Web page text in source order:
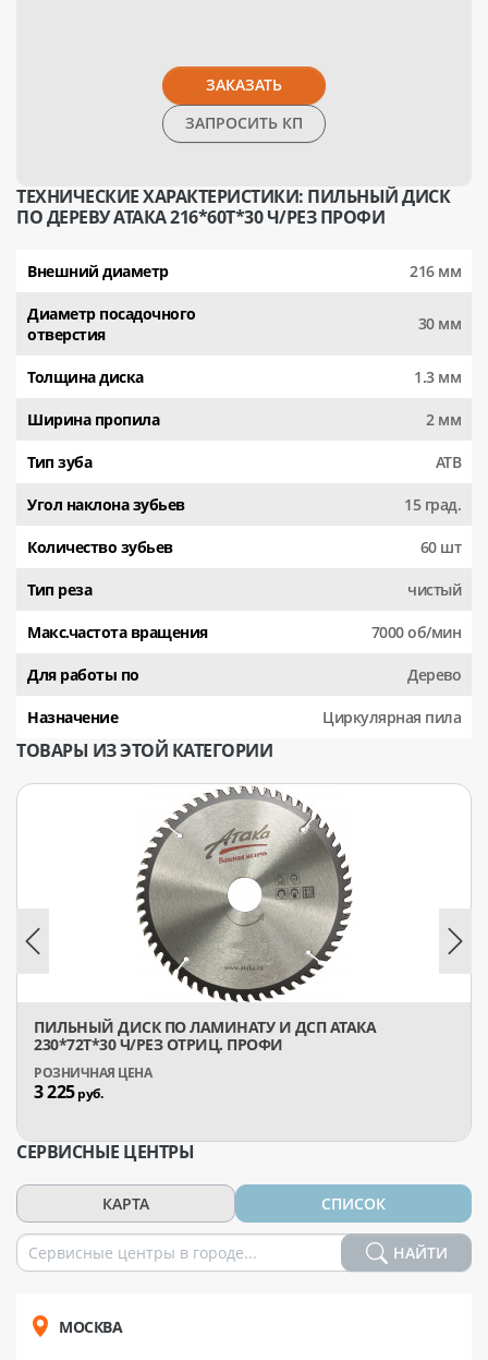
ЗАКАЗАТЬ
ЗАПРОСИТЬ КП
ТЕХНИЧЕСКИЕ ХАРАКТЕРИСТИКИ: ПИЛЬНЫЙ ДИСК
ПО ДЕРЕВУ АТАКА 216*60T*30 Ч/РЕЗ ПРОФИ
Внешний диаметр 216 мм
Диаметр посадочного
отверстия
30 мм
Толщина диска 1.3 мм
Ширина пропила 2 мм
Тип зуба АТВ
Угол наклона зубьев 15 град.
Количество зубьев 60 шт
Тип реза чистый
Макс.частота вращения 7000 об/мин
Для работы по Дерево
Назначение Циркулярная пила
ТОВАРЫ ИЗ ЭТОЙ КАТЕГОРИИ
ПИЛЬНЫЙ ДИСК ПО ЛАМИНАТУ И ДСП АТАКА
230*72T*30 Ч/РЕЗ ОТРИЦ. ПРОФИ
3 225руб.
СЕРВИСНЫЕ ЦЕНТРЫ
КАРТА СПИСОК
НАЙТИ
МОСКВА